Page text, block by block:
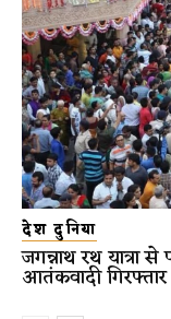
देश दुनिया
जगन्नाथ रथ यात्रा
आतंकवादी गिरफ्तार